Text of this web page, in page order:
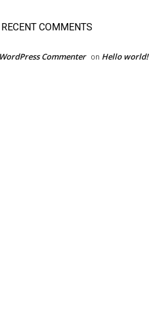
RECENT COMMENTS
Commenter on Hello world!